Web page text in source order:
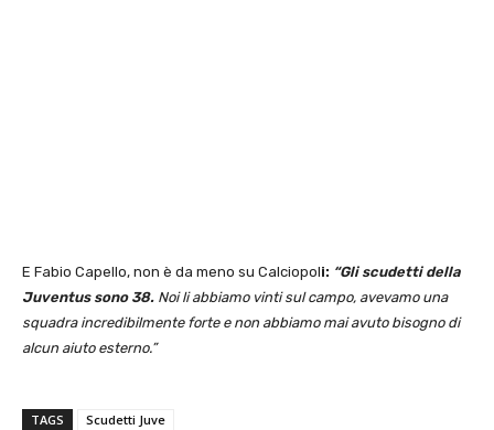
E Fabio Capello, non è da meno su Calciopoli: “Gli scudetti della
Juventus sono 38. Noi li abbiamo vinti sul campo, avevamo una
squadra incredibilmente forte e non abbiamo mai avuto bisogno di
alcun aiuto esterno.”
TAGS Scudetti Juve